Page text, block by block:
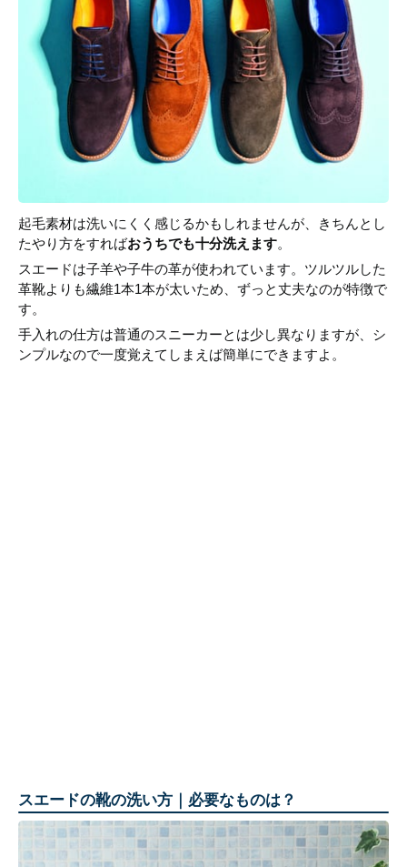
起毛素材は洗いにくく感じるかもしれませんが、きちんとし
たやり方をすればおうちでも十分洗えます。
スエードは子羊や子牛の革が使われています。ツルツルした
革靴よりも繊維1本1本が太いため、ずっと丈夫なのが特徴で
す。
手入れの仕方は普通のスニーカーとは少し異なりますが、シ
ンプルなので一度覚えてしまえば簡単にできますよ。
スエードの靴の洗い方｜必要なものは？